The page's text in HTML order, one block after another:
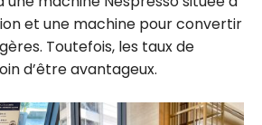
et une machine pour convertir
Toutefois, les taux de
d’être avantageux.